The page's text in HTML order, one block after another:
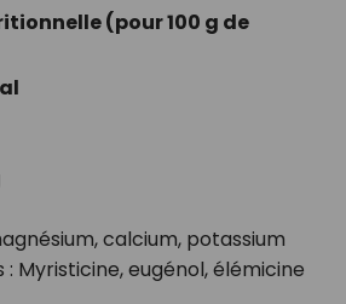
(pour 100 g de
calcium, potassium
Myristicine, eugénol, élémicine